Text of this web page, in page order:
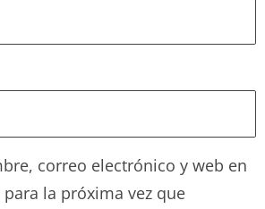
correo electrónico y web en
la próxima vez que